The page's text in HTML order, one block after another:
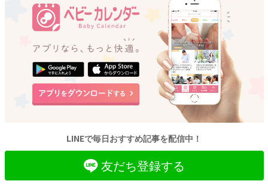
LINEで毎日おすすめ記事を配信中！
友だち登録する